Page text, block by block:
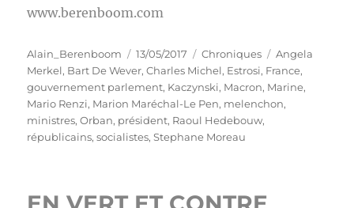
www.berenboom.com
Auteur
Alain_Berenboom
Publié
le
13/05/2017 Catégories
Chroniques Étiquettes
Angela
Merkel, Bart De Wever,Charles Michel, Estrosi, France,
gouvernement parlement, Kaczynski, Macron, Marine,
Mario Renzi, Marion Maréchal-Le Pen, melenchon,
ministres,Orban, président, Raoul Hedebouw,
républicains,socialistes,Stephane Moreau